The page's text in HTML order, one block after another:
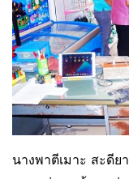
นางพาตีเมาะ สะดี